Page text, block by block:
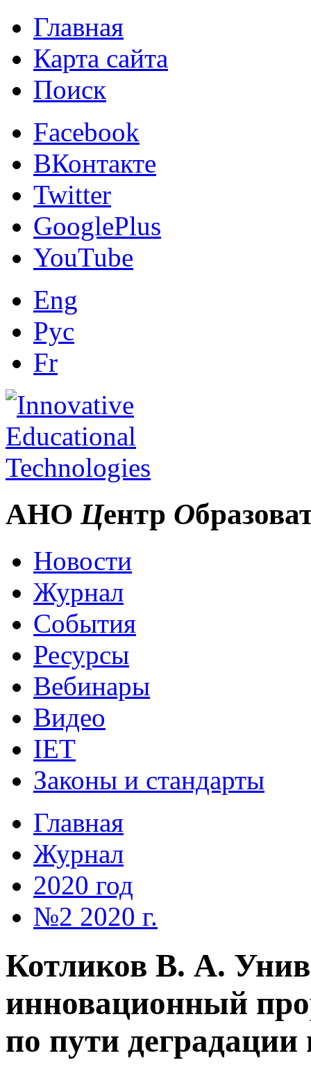
Главная
Карта сайта
Поиск
Facebook
ВКонтакте
Twitter
GooglePlus
YouTube
Eng
Рус
Fr
АНО Центр О
Новости
Журнал
События
Ресурсы
Вебинары
Видео
IET
Законы и стандарты
Главная
Журнал
2020 год
№2 2020 г.
Котликов В. А.
инновационный
по пути